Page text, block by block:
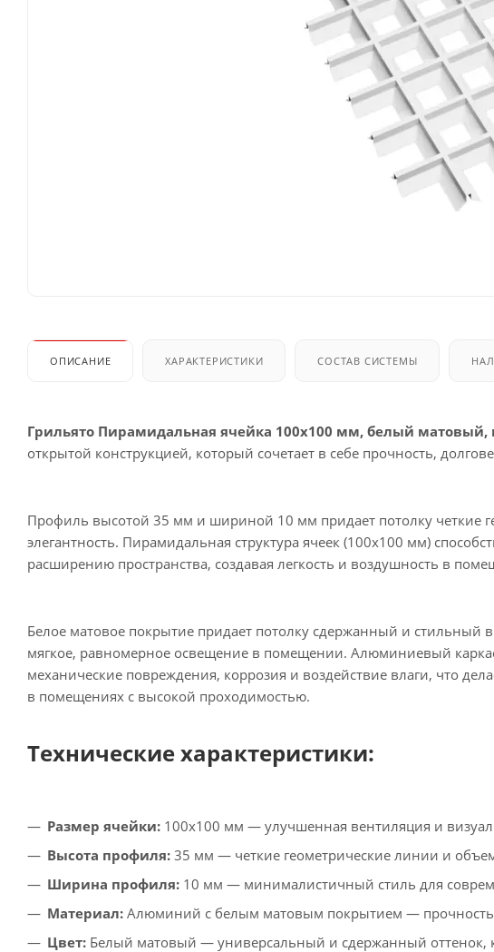
ОПИСАНИЕ ХАРАКТЕРИСТИКИ СОСТАВ СИСТЕМЫ
Грильято Пирамидальная ячейка 100х100 мм, белый
открытой конструкцией, который сочетает в себе прочность,
Профиль высотой 35 мм и шириной 10 мм придает потолку четкие
элегантность. Пирамидальная структура ячеек (100х100 мм)
расширению пространства, создавая легкость и воздушность в
Белое матовое покрытие придает потолку сдержанный и стильный
мягкое, равномерное освещение в помещении. Алюминиевый
механические повреждения, коррозия и воздействие влаги, что
в помещениях с высокой проходимостью.
Технические характеристики:
Размер ячейки: 100х100 мм — улучшенная вентиляция и
Высота профиля: 35 мм — четкие геометрические линии и
Ширина профиля: 10 мм — минималистичный стиль для
Материал: Алюминий с белым матовым покрытием — прочность
Цвет: Белый матовый — универсальный и сдержанный оттенок,